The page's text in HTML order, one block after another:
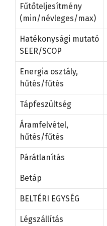
Fűtőteljesítmény
(min/névleges/max)
Hatékonysági mutató
SEER/SCOP
Energia osztály,
hűtés/fűtés
Tápfeszültség
Áramfelvétel,
hűtés/fűtés
Párátlanítás
Betáp
BELTÉRI EGYSÉG
Légszállítás